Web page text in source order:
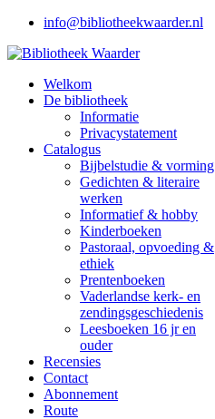
info@bibliotheekwaarder.nl
Welkom
De bibliotheek
Informatie
Privacystatement
Catalogus
Bijbelstudie & vorming
Gedichten & literaire
werken
Informatief & hobby
Kinderboeken
Pastoraal, opvoeding &
ethiek
Prentenboeken
Vaderlandse kerk- en
zendingsgeschiedenis
Leesboeken 16 jr en
ouder
Recensies
Contact
Abonnement
Route